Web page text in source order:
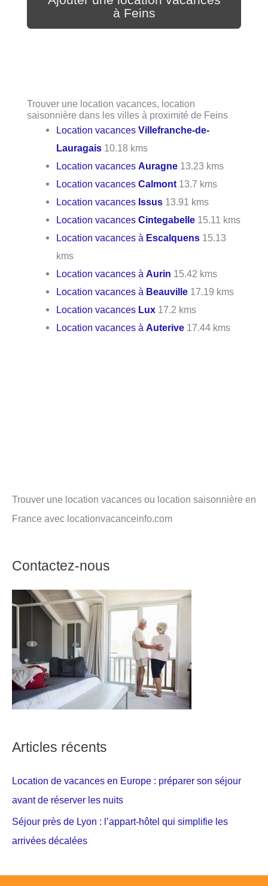
à Feins
Trouver une location vacances, location
saisonnière dans les villes à proximité de Feins
Location vacancesVillefranche-de-
Lauragais 10.18 kms
Location vacancesAuragne 13.23 kms
Location vacancesCalmont 13.7 kms
Location vacances Issus 13.91 kms
Location vacancesCintegabelle 15.11 kms
Location vacances à Escalquens 15.13
kms
Location vacances àAurin 15.42 kms
Location vacances à Beauville 17.19 kms
Location vacances Lux 17.2 kms
Location vacances àAuterive 17.44 kms
Trouver une location vacances ou location saisonnière en
France avec locationvacanceinfo.com
Contactez-nous
Articles récents
Location de vacances en Europe : préparer son séjour
avant de réserver les nuits
Séjour près de Lyon : l’appart-hôtel qui simplifie les
arrivées décalées